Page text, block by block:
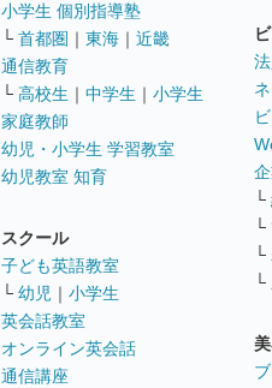
小学生 個別指導塾
└ 首都圏 ｜ 東海 ｜ 近畿
通信教育
└ 高校生 ｜ 中学生 ｜ 小学生
家庭教師
幼児・小学生 学習教室
幼児教室 知育
スクール
子ども英語教室
└ 幼児 ｜ 小学生
英会話教室
オンライン英会話
通信講座
└
└
└
└